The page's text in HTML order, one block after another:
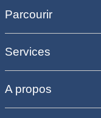
Parcourir
Services
A propos